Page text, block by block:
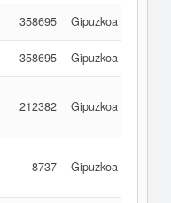
358695 Gipuzkoa
358695 Gipuzkoa
212382 Gipuzkoa
8737 Gipuzkoa